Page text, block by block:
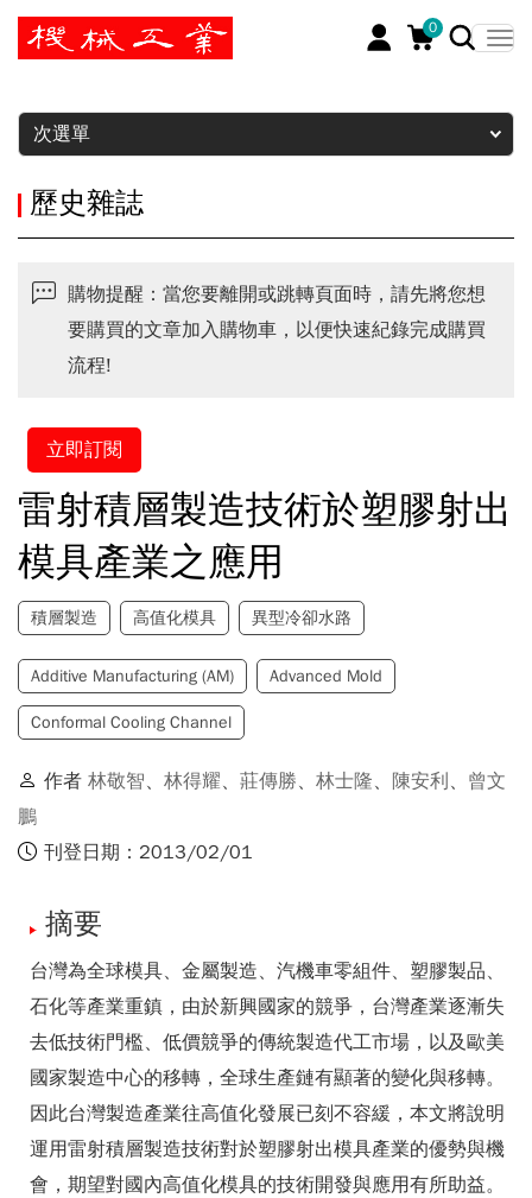
0
暫停
次選單
歷史雜誌
購物提醒：當您要離開或跳轉頁面時，請先將您想
要購買的文章加入購物車，以便快速紀錄完成購買
流程!
立即訂閱
雷射積層製造技術於塑膠射出
模具產業之應用
積層製造 高值化模具 異型冷卻水路
Additive Manufacturing (AM) Advanced Mold
Conformal Cooling Channel
作者 林敬智、 林得耀、 莊傳勝、 林士隆、 陳安利 、 曾文
鵬
刊登日期：2013/02/01
摘要
台灣為全球模具、金屬製造、汽機車零組件、塑膠製品、
石化等產業重鎮，由於新興國家的競爭，台灣產業逐漸失
去低技術門檻、低價競爭的傳統製造代工市場，以及歐美
國家製造中心的移轉，全球生產鏈有顯著的變化與移轉。
因此台灣製造產業往高值化發展已刻不容緩，本文將說明
運用雷射積層製造技術對於塑膠射出模具產業的優勢與機
會，期望對國內高值化模具的技術開發與應用有所助益。